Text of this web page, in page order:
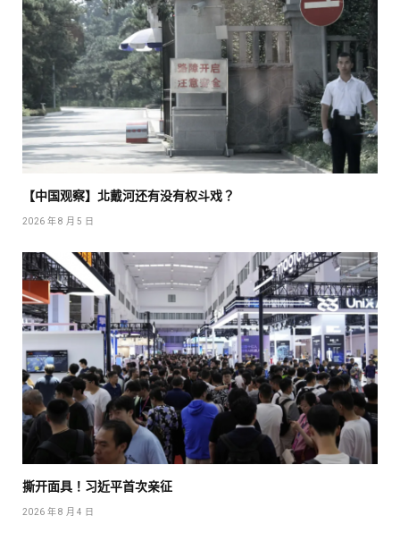
【中国观察】北戴河还有没有权斗戏？
2026 年 8 月 5 日
撕开面具！习近平首次亲征
2026 年 8 月 4 日